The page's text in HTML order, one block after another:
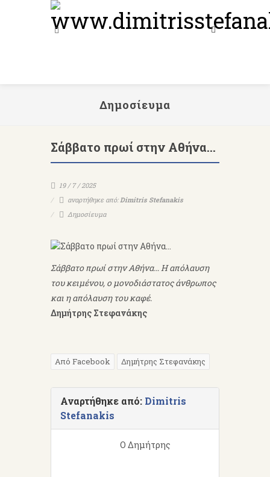
Δημοσίευμα
Σάββατο πρωί στην Αθήνα…
19 / 7 / 2025
αναρτήθηκε από:Dimitris Stefanakis
Δημοσίευμα
Σάββατο πρωί στην Αθήνα… Η απόλαυση
του κειμένου, ο μονοδιάστατος άνθρωπος
και η απόλαυση του καφέ.
Δημήτρης Στεφανάκης
Από Facebook Δημήτρης Στεφανάκης
Αναρτήθηκε από: Dimitris
Stefanakis
Ο Δημήτρης